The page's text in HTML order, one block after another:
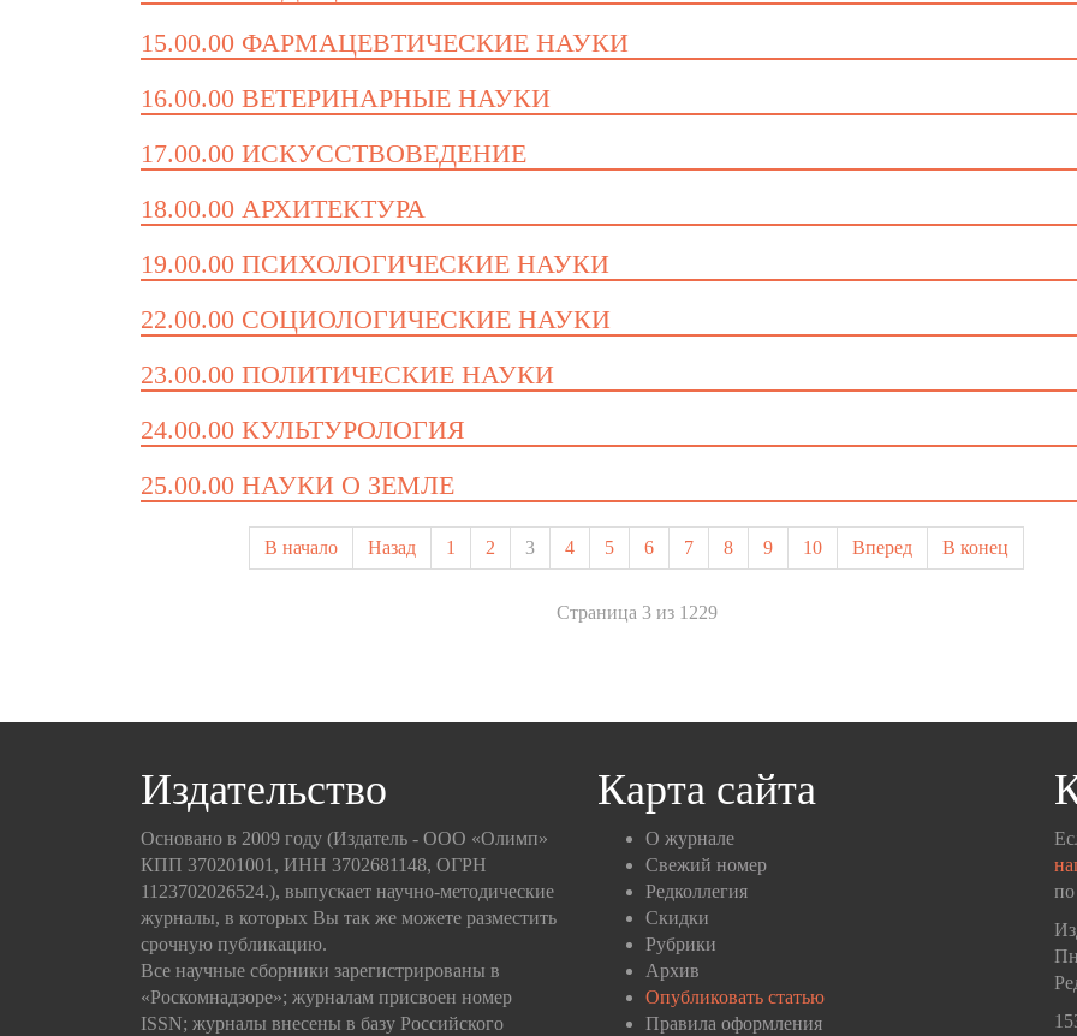
15.00.00 ФАРМАЦЕВТИЧЕСКИЕ НАУКИ
16.00.00 ВЕТЕРИНАРНЫЕ НАУКИ
17.00.00 ИСКУССТВОВЕДЕНИЕ
18.00.00 АРХИТЕКТУРА
19.00.00 ПСИХОЛОГИЧЕСКИЕ НАУКИ
22.00.00 СОЦИОЛОГИЧЕСКИЕ НАУКИ
23.00.00 ПОЛИТИЧЕСКИЕ НАУКИ
24.00.00 КУЛЬТУРОЛОГИЯ
25.00.00 НАУКИ О ЗЕМЛЕ
В начало Назад 1 2 3 4 5 6 7 8 9 10 Вперед В конец
Страница 3 из 1229
Издательство
Основано в 2009 году (Издатель - ООО «Олимп»
КПП 370201001, ИНН 3702681148, ОГРН
1123702026524.), выпускает научно-методические
журналы, в которых Вы так же можете разместить
срочную публикацию.
Все научные сборники зарегистрированы в
«Роскомнадзоре»; журналам присвоен номер
ISSN; журналы внесены в базу Российского
Карта сайта
О журнале
Свежий номер
Редколлегия
Скидки
Рубрики
Архив
Опубликовать статью
Правила оформления
по